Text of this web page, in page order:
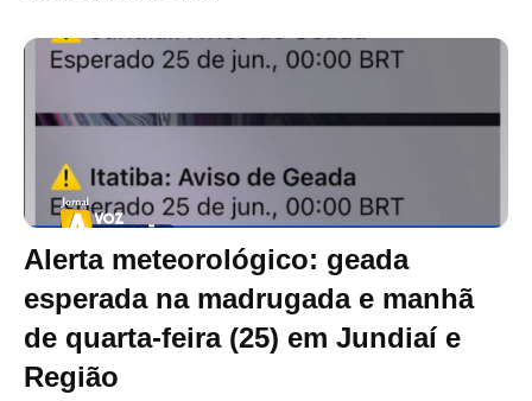
Alerta meteorológico: geada
esperada na madrugada e manhã
de quarta-feira (25) em Jundiaí e
Região